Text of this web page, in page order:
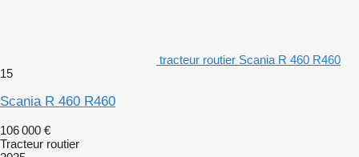
tracteur routier Scania R 460 R460
15
Scania R 460 R460
106 000 €
Tracteur routier